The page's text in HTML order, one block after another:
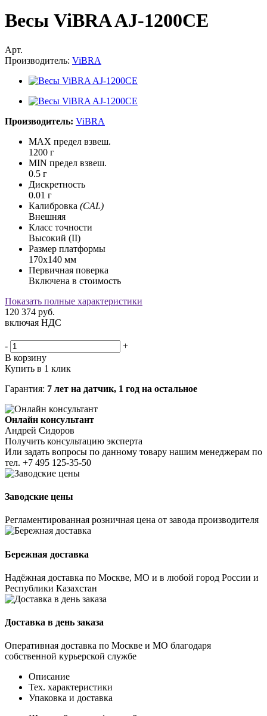
Весы ViBRA AJ-1200CE
Арт.
Производитель: ViBRA
Производитель: ViBRA
MAX предел взвеш.
1200 г
MIN предел взвеш.
0.5 г
Дискретность
0.01 г
Калибровка (CAL)
Внешняя
Класс точности
Высокий (II)
Размер платформы
170x140 мм
Первичная поверка
Включена в стоимость
Показать полные характеристики
120 374 руб.
включая НДС
-
+
В корзину
Купить в 1 клик
Гарантия: 7 лет на датчик, 1 год на остальное
Онлайн консультант
Андрей Сидоров
Получить консультацию эксперта
Или задать вопросы по данному товару нашим менеджерам по
тел. +7 495 125-35-50
Заводские цены
Регламентированная розничная цена от завода производителя
Бережная доставка
Надёжная доставка по Москве, МО и в любой город России и
Республики Казахстан
Доставка в день заказа
Оперативная доставка по Москве и МО благодаря
собственной курьерской службе
Описание
Тех. характеристики
Упаковка и доставка